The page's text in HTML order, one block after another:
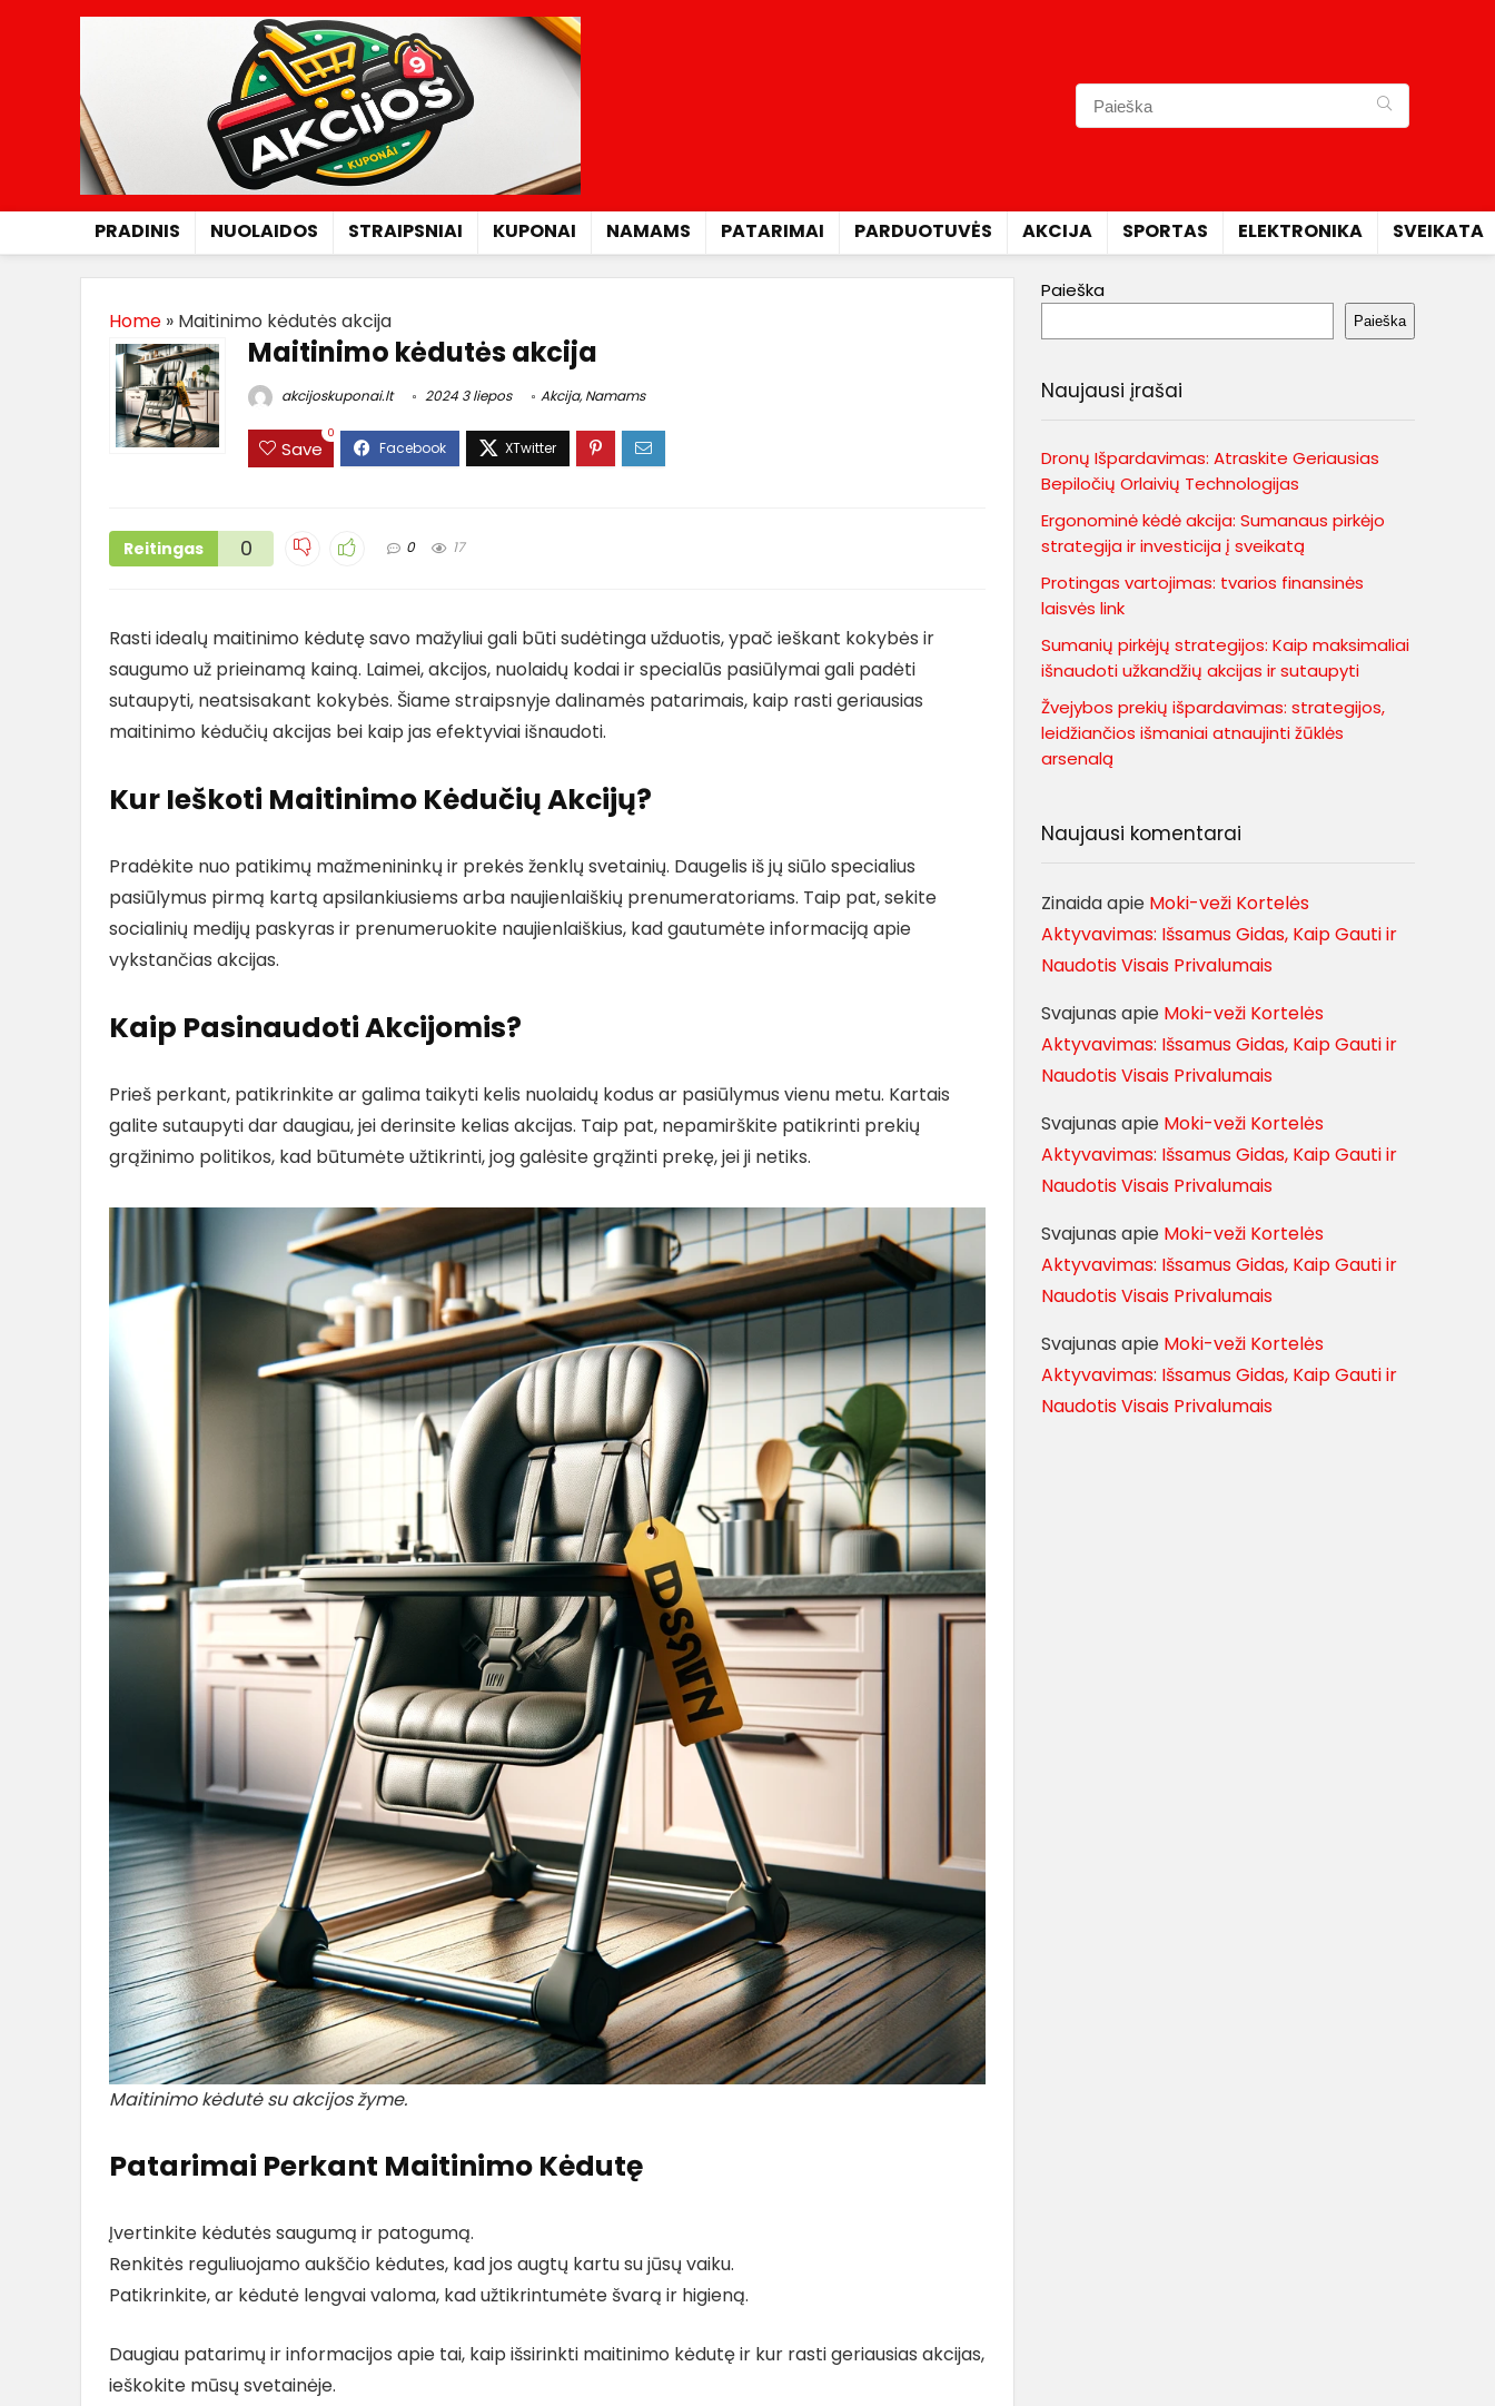
PRADINIS NUOLAIDOS STRAIPSNIAI KUPONAI NAMAMS PATARIMAI PARDUOTUVĖS AKCIJA SPORTAS ELEKTRONIKA SVEIKATA
Home » Maitinimo kėdutės akcija
Maitinimo kėdutės akcija
akcijoskuponai.lt 2024 3 liepos Akcija,Namams
Save
0
Reitingas 0 0 17
Rasti idealų maitinimo kėdutę savo mažyliui gali būti sudėtinga užduotis, ypač ieškant kokybės ir
saugumo už prieinamą kainą. Laimei, akcijos, nuolaidų kodai ir specialūs pasiūlymai gali padėti
sutaupyti, neatsisakant kokybės. Šiame straipsnyje dalinamės patarimais, kaip rasti geriausias
maitinimo kėdučių akcijas bei kaip jas efektyviai išnaudoti.
Kur Ieškoti Maitinimo Kėdučių Akcijų?
Pradėkite nuo patikimų mažmenininkų ir prekės ženklų svetainių. Daugelis iš jų siūlo specialius
pasiūlymus pirmą kartą apsilankiusiems arba naujienlaiškių prenumeratoriams. Taip pat, sekite
socialinių medijų paskyras ir prenumeruokite naujienlaiškius, kad gautumėte informaciją apie
vykstančias akcijas.
Kaip Pasinaudoti Akcijomis?
Prieš perkant, patikrinkite ar galima taikyti kelis nuolaidų kodus ar pasiūlymus vienu metu. Kartais
galite sutaupyti dar daugiau, jei derinsite kelias akcijas. Taip pat, nepamirškite patikrinti prekių
grąžinimo politikos, kad būtumėte užtikrinti, jog galėsite grąžinti prekę, jei ji netiks.
Maitinimo kėdutė su akcijos žyme.
Patarimai Perkant Maitinimo Kėdutę
Įvertinkite kėdutės saugumą ir patogumą.
Renkitės reguliuojamo aukščio kėdutes, kad jos augtų kartu su jūsų vaiku.
Patikrinkite, ar kėdutė lengvai valoma, kad užtikrintumėte švarą ir higieną.
Daugiau patarimų ir informacijos apie tai, kaip išsirinkti maitinimo kėdutę ir kur rasti geriausias akcijas,
ieškokite mūsų svetainėje.
Paieška
Paieška
Naujausi įrašai
Dronų Išpardavimas: Atraskite Geriausias
Bepiločių Orlaivių Technologijas
Ergonominė kėdė akcija: Sumanaus pirkėjo
strategija ir investicija į sveikatą
Protingas vartojimas: tvarios finansinės
laisvės link
Sumanių pirkėjų strategijos: Kaip maksimaliai
išnaudoti užkandžių akcijas ir sutaupyti
Žvejybos prekių išpardavimas: strategijos,
leidžiančios išmaniai atnaujinti žūklės
arsenalą
Naujausi komentarai
Zinaidaapie Moki-veži Kortelės
Aktyvavimas: Išsamus Gidas, Kaip Gauti ir
Naudotis Visais Privalumais
Svajunas apie Moki-veži Kortelės
Aktyvavimas: Išsamus Gidas, Kaip Gauti ir
Naudotis Visais Privalumais
Svajunas apie Moki-veži Kortelės
Aktyvavimas: Išsamus Gidas, Kaip Gauti ir
Naudotis Visais Privalumais
Svajunas apie Moki-veži Kortelės
Aktyvavimas: Išsamus Gidas, Kaip Gauti ir
Naudotis Visais Privalumais
Svajunas apie Moki-veži Kortelės
Aktyvavimas: Išsamus Gidas, Kaip Gauti ir
Naudotis Visais Privalumais